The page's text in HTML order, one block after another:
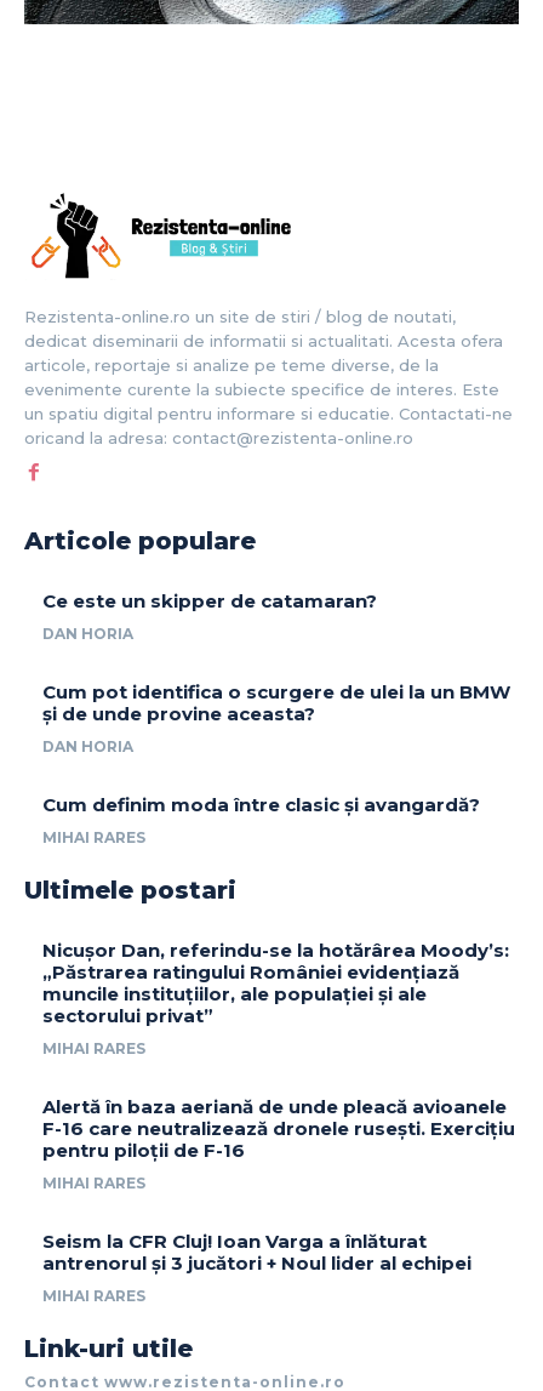
Rezistenta-online.ro un site de stiri / blog de noutati,
dedicat diseminarii de informatii si actualitati. Acesta ofera
articole, reportaje si analize pe teme diverse, de la
evenimente curente la subiecte specifice de interes. Este
un spatiu digital pentru informare si educatie. Contactati-ne
oricand la adresa: contact@rezistenta-online.ro
Articole populare
Ce este un skipper de catamaran?
DAN HORIA
Cum pot identifica o scurgere de ulei la un BMW
și de unde provine aceasta?
DAN HORIA
Cum definim moda între clasic și avangardă?
MIHAI RARES
Ultimele postari
Nicușor Dan, referindu-se la hotărârea Moody’s:
„Păstrarea ratingului României evidențiază
muncile instituțiilor, ale populației și ale
sectorului privat”
MIHAI RARES
Alertă în baza aeriană de unde pleacă avioanele
F-16 care neutralizează dronele rusești. Exercițiu
pentru piloții de F-16
MIHAI RARES
Seism la CFR Cluj! Ioan Varga a înlăturat
antrenorul și 3 jucători + Noul lider al echipei
MIHAI RARES
Link-uri utile
Contact www.rezistenta-online.ro